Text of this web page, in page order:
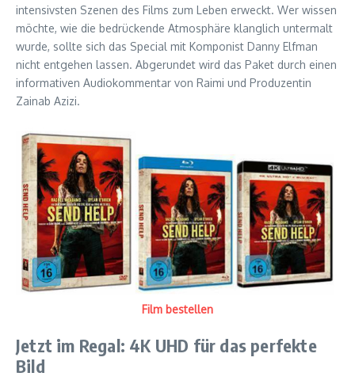
intensivsten Szenen des Films zum Leben erweckt. Wer wissen
möchte, wie die bedrückende Atmosphäre klanglich untermalt
wurde, sollte sich das Special mit Komponist Danny Elfman
nicht entgehen lassen. Abgerundet wird das Paket durch einen
informativen Audiokommentar von Raimi und Produzentin
Zainab Azizi.
Film bestellen
Jetzt im Regal: 4K UHD für das perfekte
Bild